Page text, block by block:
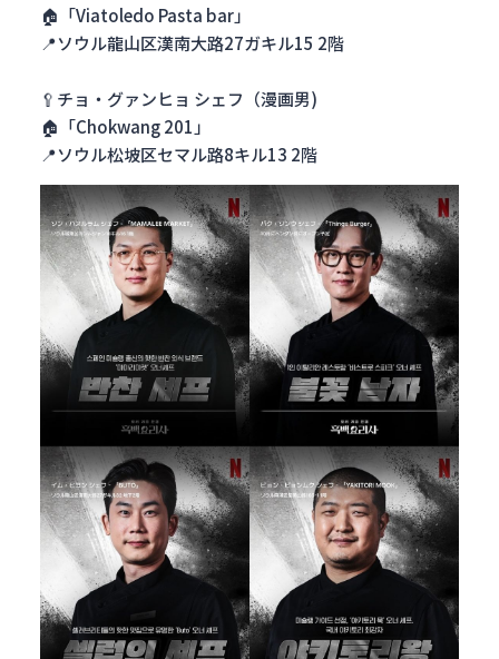
🏠「Viatoledo Pasta bar」
📍ソウル龍山区漢南大路27ガキル15 2階
🥄チョ・グァンヒョ シェフ（漫画男)
🏠「Chokwang 201」
📍ソウル松坡区セマル路8キル13 2階